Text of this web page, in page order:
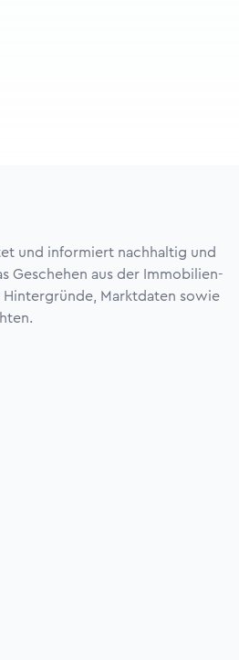
und informiert nachhaltig und
Geschehen aus der Immobilien-
Hintergründe, Marktdaten sowie